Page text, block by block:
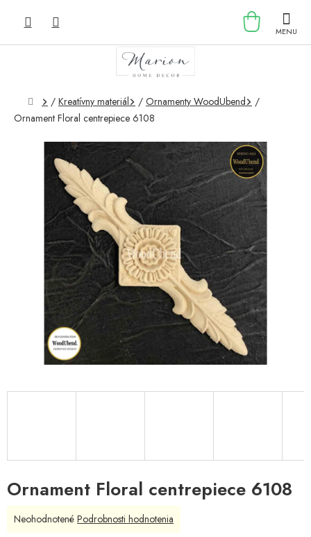
KOŠÍK
Domov
/ Kreatívny materiál / Ornamenty WoodUbend
/
Ornament Floral centrepiece 6108
Ornament Floral centrepiece 6108
Priemerné
Neohodnotené Podrobnosti hodnotenia